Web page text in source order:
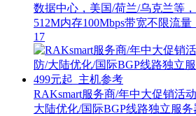
数据中心，美国/荷兰/乌克兰等
512M内存100Mbps带宽不限流量
17
RAKsmart服务商/年中大促销活
大陆优化/国际BGP线路独立服